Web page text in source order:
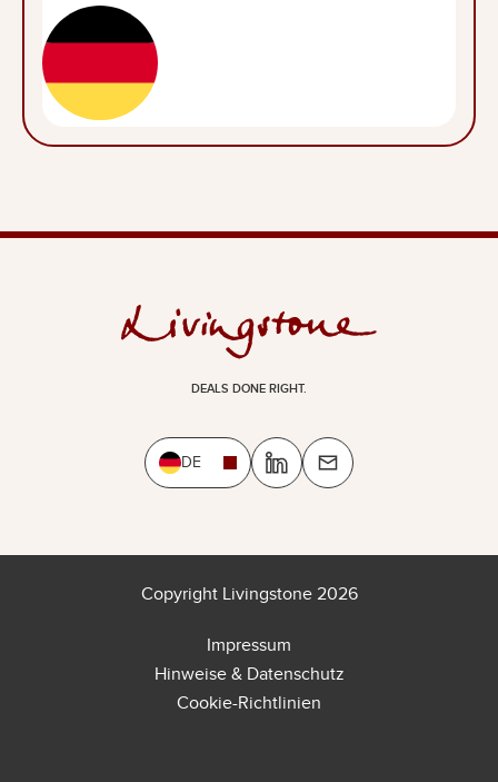
DEALS DONE RIGHT.
DE
Copyright Livingstone 2026
Impressum
Hinweise & Datenschutz
Cookie-Richtlinien